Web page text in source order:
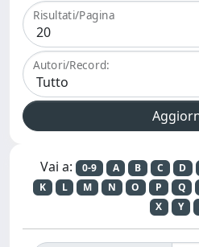
Risultati/Pagina
Autori/Record:
Vai a: 0-9 A B C D
K
L M N O P Q
X
Y